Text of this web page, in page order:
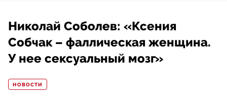
Николай Соболев: «Ксения
Собчак – фаллическая женщина.
У нее сексуальный мозг»
НОВОСТИ